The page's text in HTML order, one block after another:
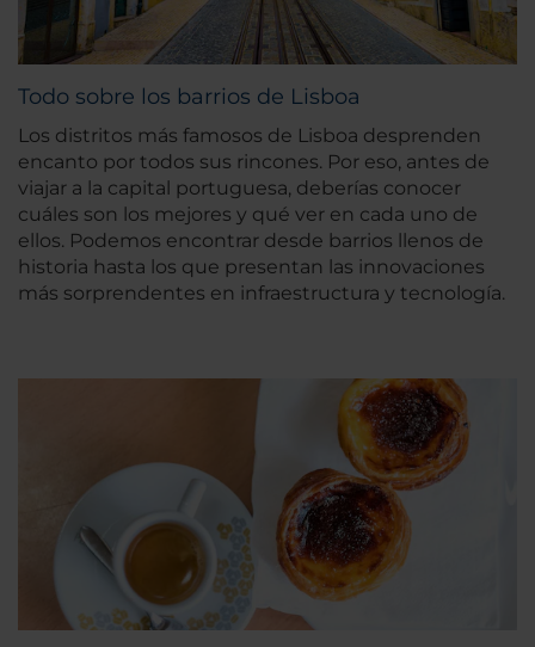
Todo sobre los barrios de Lisboa
Los distritos más famosos de Lisboa desprenden
encanto por todos sus rincones. Por eso, antes de
viajar a la capital portuguesa, deberías conocer
cuáles son los mejores y qué ver en cada uno de
ellos. Podemos encontrar desde barrios llenos de
historia hasta los que presentan las innovaciones
más sorprendentes en infraestructura y tecnología.